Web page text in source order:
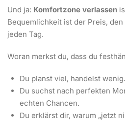
Und ja: Komfortzone verlassen
Bequemlichkeit ist der Preis,
jeden Tag.
Woran merkst du, dass du
Du planst viel, handelst wenig.
Du suchst nach perfekten
echten Chancen.
Du erklärst dir, warum „jetzt